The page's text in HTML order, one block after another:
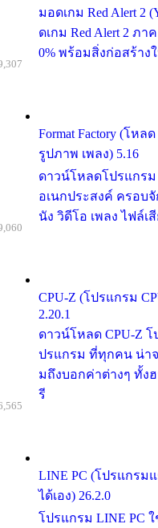
มอดเกม Red Alert 2
ดเกม Red Alert 2 ภ
0% พร้อมสิ่งก่อสร้าง
Format Factory (โหล
รูปภาพ เพลง) 5.16
ดาวน์โหลดโปรแกรม
อเนกประสงค์ ครอบ
นัง วิดีโอ เพลง ไฟล์เ
CPU-Z (โปรแกรม
2.20.1
ดาวน์โหลด CPU-Z
ปรแกรม ที่ทุกคน น่าจ
มถึงบอกค่าต่างๆ ทั้ง
รี
LINE PC (โปรแกรม
ได้เอง) 26.2.0
โปรแกรม LINE PC